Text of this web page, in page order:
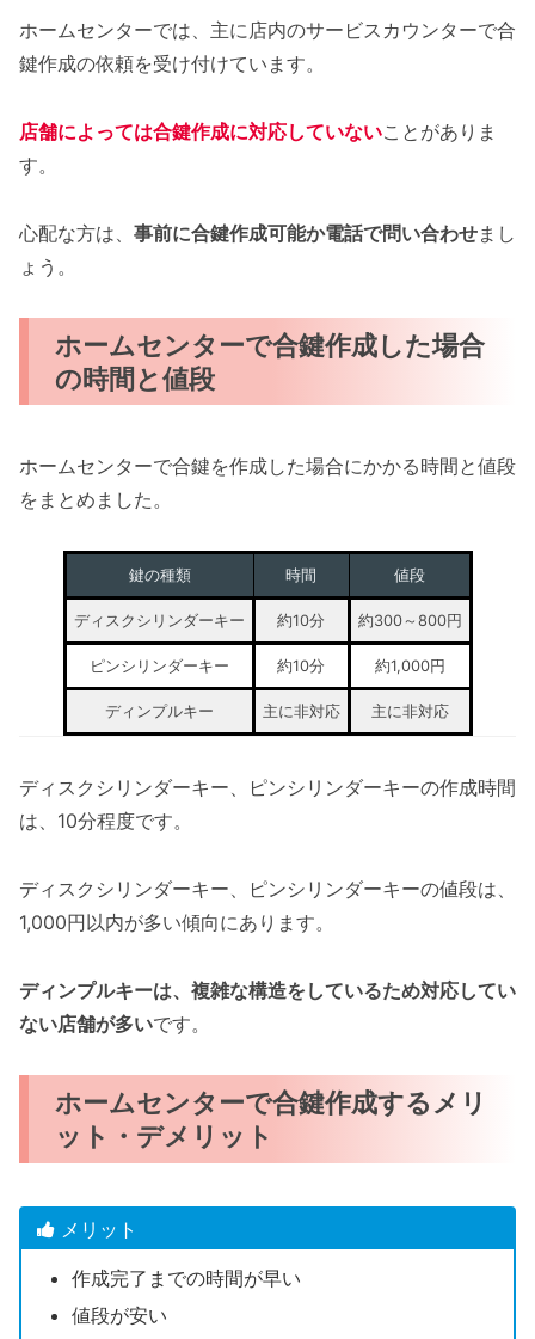
ホームセンターでは、主に店内のサービスカウンターで合
鍵作成の依頼を受け付けています。
店舗によっては合鍵作成に対応していないことがありま
す。
心配な方は、 事前に合鍵作成可能か電話で問い合わせまし
ょう。
ホームセンターで合鍵作成した場合
の時間と値段
ホームセンターで合鍵を作成した場合にかかる時間と値段
をまとめました。
鍵の種類 時間 値段
ディスクシリンダーキー 約10分 約300～800円
ピンシリンダーキー 約10分 約1,000円
ディンプルキー 主に非対応 主に非対応
ディスクシリンダーキー、ピンシリンダーキーの作成時間
は、10分程度です。
ディスクシリンダーキー、ピンシリンダーキーの値段は、
1,000円以内が多い傾向にあります。
ディンプルキーは、複雑な構造をしているため対応してい
ない店舗が多いです。
ホームセンターで合鍵作成するメリ
ット・デメリット
メリット
作成完了までの時間が早い
値段が安い